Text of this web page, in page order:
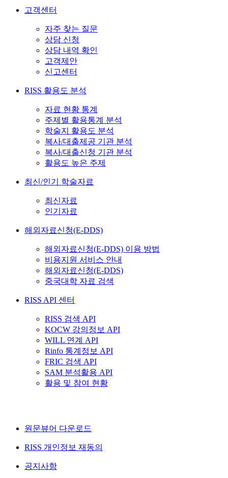
고객센터
자주 찾는 질문
상담 신청
상담 내역 확인
고객제안
신고센터
RISS 활용도 분석
자료 현황 통계
주제별 활용통계 분석
학술지 활용도 분석
복사/대출제공 기관 분석
복사/대출신청 기관 분석
활용도 높은 주제
최신/인기 학술자료
최신자료
인기자료
해외자료신청(E-DDS)
해외자료신청(E-DDS) 이용 방법
비용지원 서비스 안내
해외자료신청(E-DDS)
중국대학 자료 검색
RISS API 센터
RISS 검색 API
KOCW 강의정보 API
WILL 연계 API
Rinfo 통계정보 API
FRIC 검색 API
SAM 분석활용 API
활용 및 참여 현황
원문뷰어 다운로드
RISS 개인정보 재동의
공지사항